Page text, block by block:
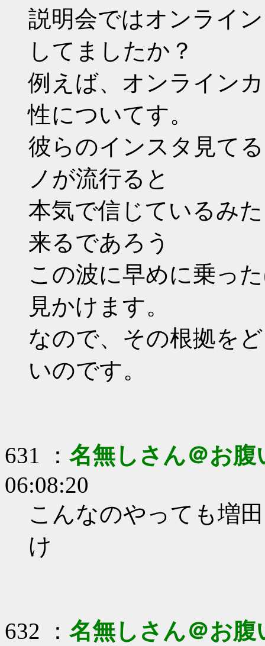
説明会ではオンライ
してましたか？
例えば、オンライン
性についてす。
彼らのインスタ見て
ノが流行ると
本気で信じているみ
来るであろう
この波に早めに乗っ
見かけます。
なので、その根拠を
いのです。
631 ： 名無しさん＠お腹
06:08:20
こんなのやっても増
け
632 ： 名無しさん＠お腹